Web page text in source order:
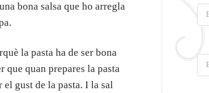
bona salsa que ho arregla
la pasta ha de ser bona
que quan prepares la pasta
el gust de la pasta. I la sal